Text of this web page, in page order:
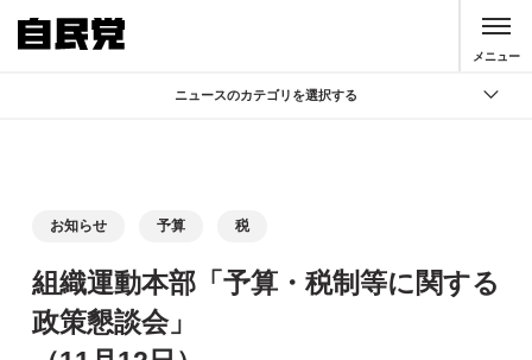
メニュー
ニュースのカテゴリを選択する
記者会見
お知らせ 予算 税
組織運動本部「予算・税制等に関する
政策懇談会」